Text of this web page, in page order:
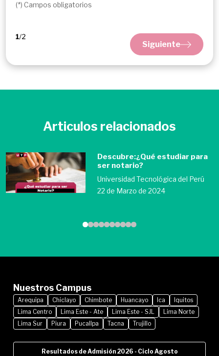
(*) Campos obligatorios
Siguiente
Articulos relacionados
Descubre:¿Qué estudiar para
ser notario?
Universidad Tecnológica del Perú
22 de Marzo de 2024
Nuestros Campus
Arequipa Chiclayo Chimbote Huancayo Ica
Iquitos
Lima Centro
Lima Este - Ate Lima Este - SJL
Lima Norte
Lima Sur
Piura Pucallpa Tacna Trujillo
Resultados de Admisión 2026 - Ciclo Agosto